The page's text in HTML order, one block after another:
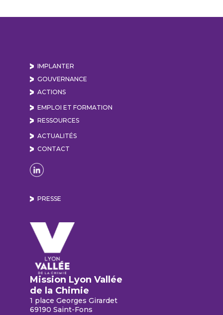
IMPLANTER
GOUVERNANCE
ACTIONS
EMPLOI ET FORMATION
RESSOURCES
ACTUALITÉS
CONTACT
Naviguer sur la page Linkedin de Lyon Vallée
PRESSE
Mission Lyon Vallée
de la Chimie
1 place Georges Girardet
69190 Saint-Fons